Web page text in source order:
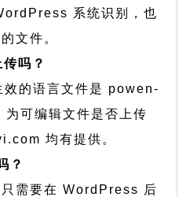
系统识别，也
文件。
吗？
的语言文件是 powen-
可编辑文件是否上传
均有提供。
？
需要在 WordPress 后